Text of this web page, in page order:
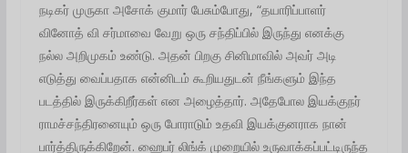
நடிகர் முருகா அசோக் குமார் பேசும்போது, “தயாரிப்பாளர்
வினோத் வி சர்மாவை வேறு ஒரு சந்திப்பில் இருந்து எனக்கு
நல்ல அறிமுகம் உண்டு. அதன் பிறகு சினிமாவில் அவர் அடி
எடுத்து வைப்பதாக என்னிடம் கூறியதுடன் நீங்களும் இந்த
படத்தில் இருக்கிறீர்கள் என அழைத்தார். அதேபோல இயக்குநர்
ராமச்சந்திரனையும் ஒரு போராடும் உதவி இயக்குனராக நான்
பார்த்திருக்கிறேன். ஹைபர் லிங்க் முறையில் உருவாக்கப்பட்டிருந்த